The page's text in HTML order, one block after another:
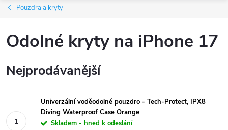
Pouzdra a kryty
Odolné kryty na iPhone 17
Nejprodávanější
Univerzální voděodolné pouzdro - Tech-Protect, IPX8
Diving Waterproof Case Orange
Skladem - hned k odeslání